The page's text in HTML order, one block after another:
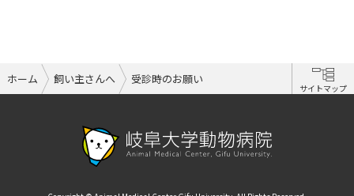
ホーム 飼い主さんへ 受診時のお願い
サイトマップ